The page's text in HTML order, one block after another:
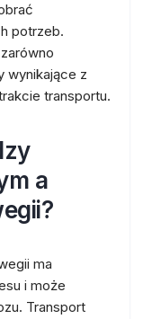
potrzeb.
wynikające z
transportu.
a
ma
i może
Transport